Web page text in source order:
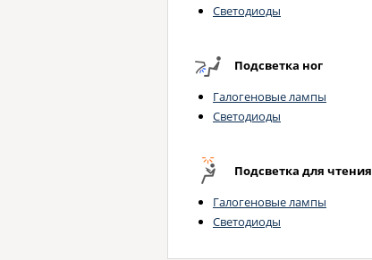
Светодиоды
Подсветка ног
Галогеновые лампы
Светодиоды
Подсветка для чтения
Галогеновые лампы
Светодиоды